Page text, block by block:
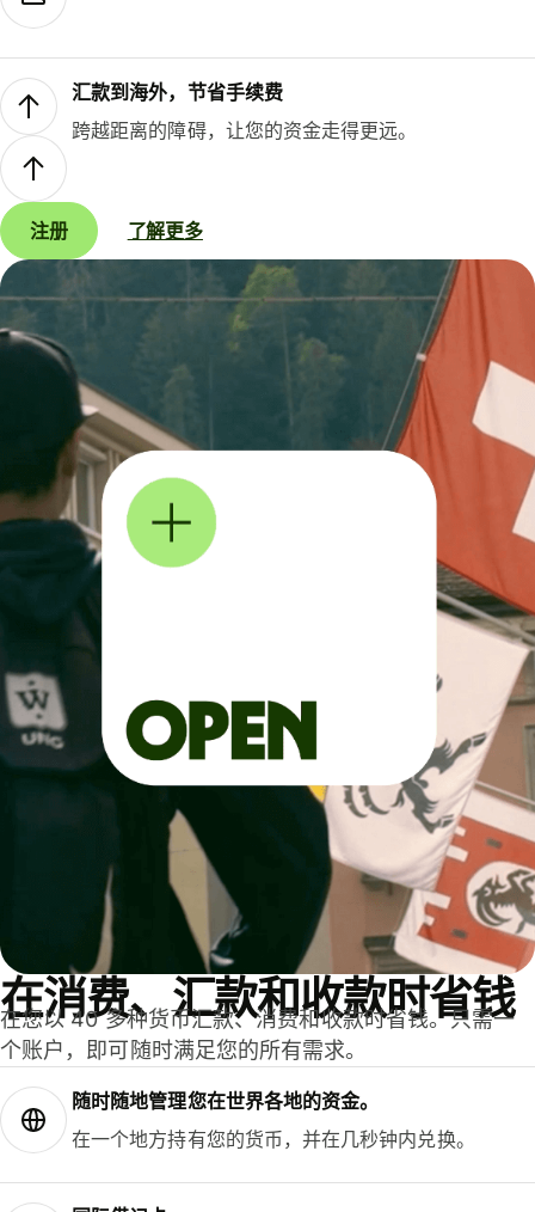
汇款到海外，节省手续费
跨越距离的障碍，让您的资金走得更远。
注册 了解更多
在消费、汇款和收款时省钱
在您以 40 多种货币汇款、消费和收款时省钱。只需一
个账户，即可随时满足您的所有需求。
随时随地管理您在世界各地的资金。
在一个地方持有您的货币，并在几秒钟内兑换。